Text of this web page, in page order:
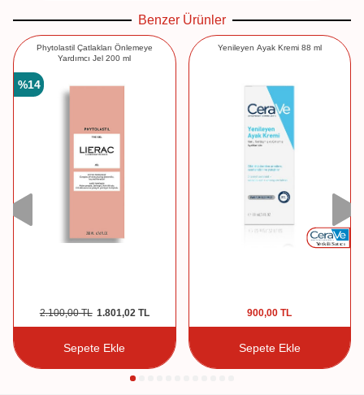
Benzer Ürünler
Phytolastil Çatlakları Önlemeye
Yardımcı Jel 200 ml
%14
2.100,00TL 1.801,02TL
Sepete Ekle
Yenileyen Ayak Kremi 88 ml
900,00 TL
Sepete Ekle